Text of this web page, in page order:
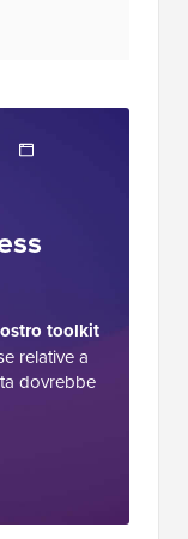
toolkit
relative a
dovrebbe